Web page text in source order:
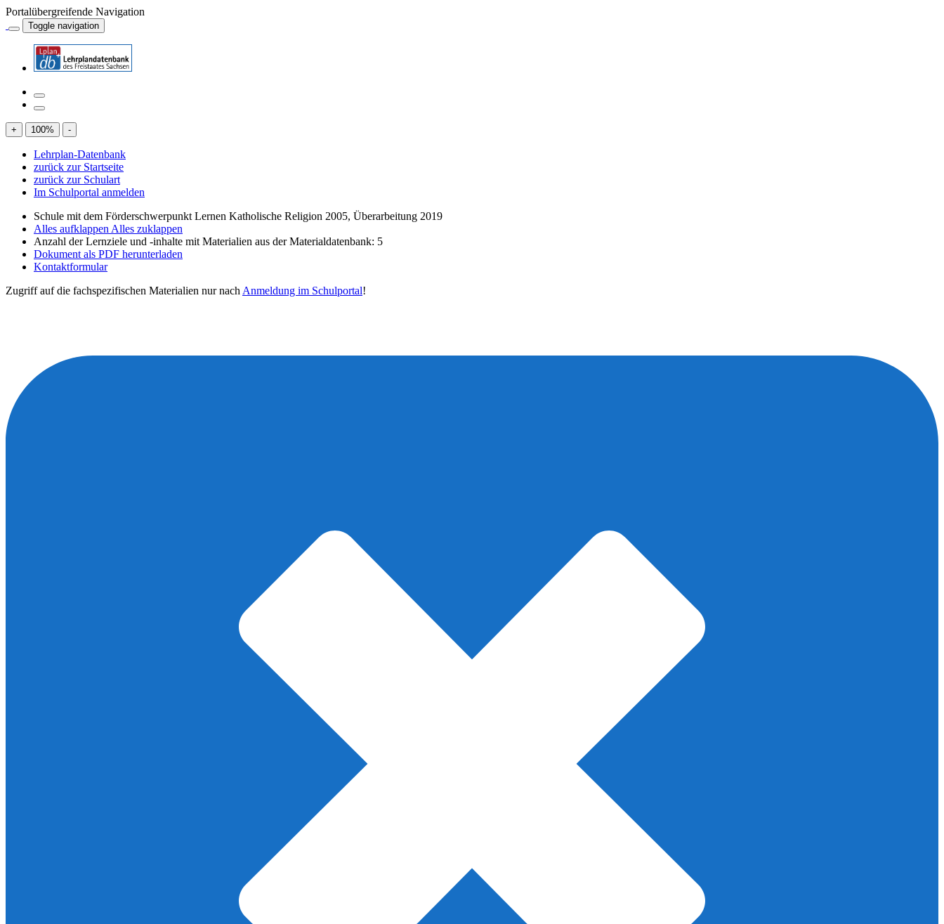
Portalübergreifende Navigation
Toggle navigation
+ 100% -
Lehrplan-Datenbank
zurück zur Startseite
zurück zur Schulart
Im Schulportal anmelden
Schule mit dem Förderschwerpunkt Lernen Katholische Religion 2005, Überarbeitung 2019
Alles aufklappen Alles zuklappen
Anzahl der Lernziele und -inhalte mit Materialien aus der Materialdatenbank: 5
Dokument als PDF herunterladen
Kontaktformular
Zugriff auf die fachspezifischen Materialien nur nach Anmeldung im Schulportal!